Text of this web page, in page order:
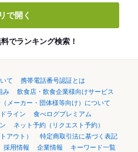
で開く
でランキング検索！
て
携帯電話番号認証とは
み
飲食店・飲食企業様向けサービス
メーカー・団体様等向け）について
ライン
食べログプレミアム
ネット予約（リクエスト予約）
アウト）
特定商取引法に基づく表記
採用情報 企業情報
キーワード一覧